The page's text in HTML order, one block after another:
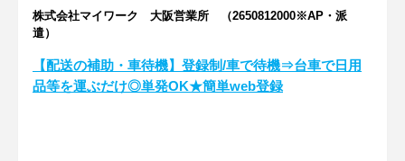
株式会社マイワーク 大阪営業所 （2650812000※AP・派
遣）
【配送の補助・車待機】登録制/車で待機⇒台車で日用
品等を運ぶだけ◎単発OK★簡単web登録